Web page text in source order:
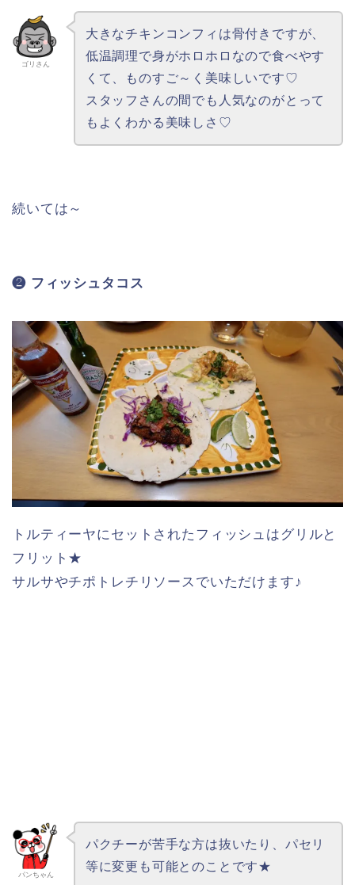
・ターメリックバターライスもいい感じ♪
低温調理で身がホロホロなので食べやす
スタッフさんの間でも人気なのがとって
もよくわかる美味しさ♡
❷ フィッシュタコス